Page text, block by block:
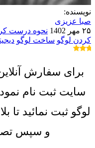
نویسنده:
صبا عزیزی
۲۵ مهر 1402
نحوه درست
کردن لوگو ساخت لوگو
برای سفارش
سایت ثبت نام
لوگو ثبت نمائید تا
و سپس